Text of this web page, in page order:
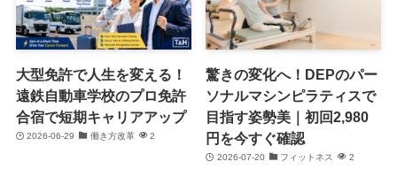
大型免許で人生を変える！
遠鉄自動車学校のプロ免許
合宿で短期キャリアアップ
2026-06-29 働き方改革 2
驚きの変化へ！DEPのパー
ソナルマシンピラティスで
目指す姿勢美｜初回2,980
円を今すぐ確認
2026-07-20 フィットネス 2